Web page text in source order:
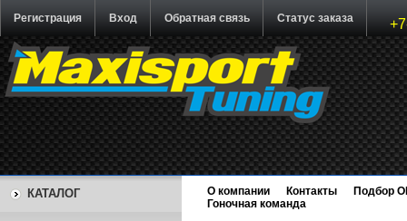
Регистрация Вход Обратная связь Статус заказа
КАТАЛОГ О компании Контакты
Подбор
Гоночная команда